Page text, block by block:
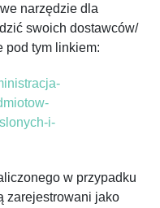
narzędzie dla
swoich dostawców/
pod tym linkiem:
i-
w przypadku
zarejestrowani jako